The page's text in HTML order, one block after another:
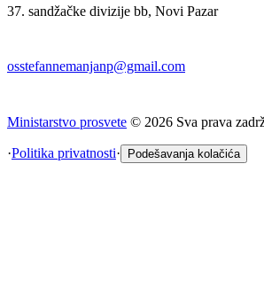
37. sandžačke divizije bb, Novi Pazar
osstefannemanjanp@gmail.com
Ministarstvo prosvete © 2026 Sva prava
·Politika privatnosti· Podešavanja kolačića